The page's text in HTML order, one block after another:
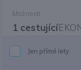
Možnosti
1 cestující
Jen přímé lety